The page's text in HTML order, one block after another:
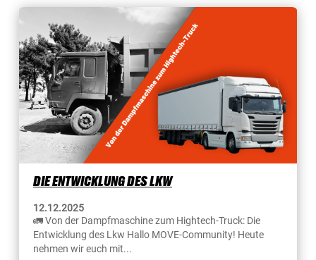
DIE ENTWICKLUNG DES LKW
12.12.2025
🚛 Von der Dampfmaschine zum Hightech-Truck: Die
Entwicklung des Lkw Hallo MOVE-Community! Heute
nehmen wir euch mit...